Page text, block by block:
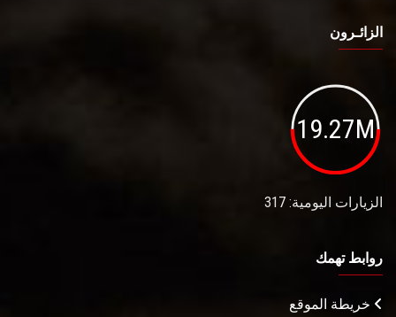
الزائـرون
19.27M
الزيارات اليومية: 317
روابط تهمك
خريطة الموقع